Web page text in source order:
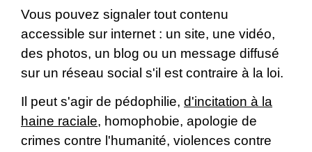
Vous pouvez signaler tout contenu
accessible sur internet : un site, une vidéo,
des photos, un blog ou un message diffusé
sur un réseau social s'il est contraire à la loi.
Il peut s'agir de pédophilie, d'incitation à la
haine raciale, homophobie, apologie de
crimes contre l'humanité, violences contre